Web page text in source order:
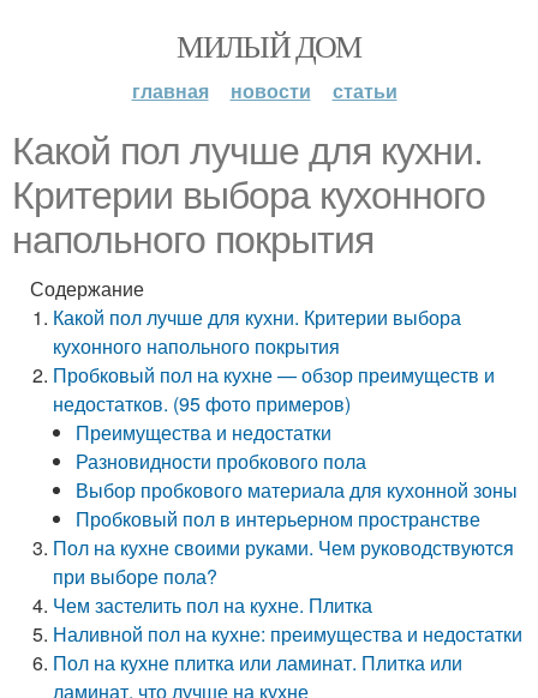
МИЛЫЙ ДОМ
главная новости статьи
Какой пол лучше для кухни.
Критерии выбора кухонного
напольного покрытия
Содержание
Какой пол лучше для кухни. Критерии выбора
кухонного напольного покрытия
Пробковый пол на кухне — обзор преимуществ и
недостатков. (95 фото примеров)
Преимущества и недостатки
Разновидности пробкового пола
Выбор пробкового материала для кухонной зоны
Пробковый пол в интерьерном пространстве
Пол на кухне своими руками. Чем руководствуются
при выборе пола?
Чем застелить пол на кухне. Плитка
Наливной пол на кухне: преимущества и недостатки
Пол на кухне плитка или ламинат. Плитка или
ламинат, что лучше на кухне